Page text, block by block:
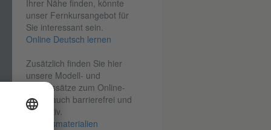
Ihrer Nähe finden, könnte
unser Fernkursangebot für
Sie interessant sein.
Online Deutsch lernen
Zusätzlich finden Sie hier
unsere Modell- und
Übungssätze zum Online-
Üben, auch barrierefrei und
interaktiv.
Übungsmaterialien